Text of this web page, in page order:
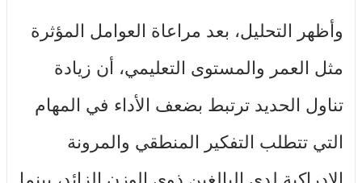
وأظهر التحليل، بعد مراعاة العوامل المؤثرة
مثل العمر والمستوى التعليمي، أن زيادة
تناول الحديد ترتبط بضعف الأداء في المهام
التي تتطلب التفكير المنطقي والمرونة